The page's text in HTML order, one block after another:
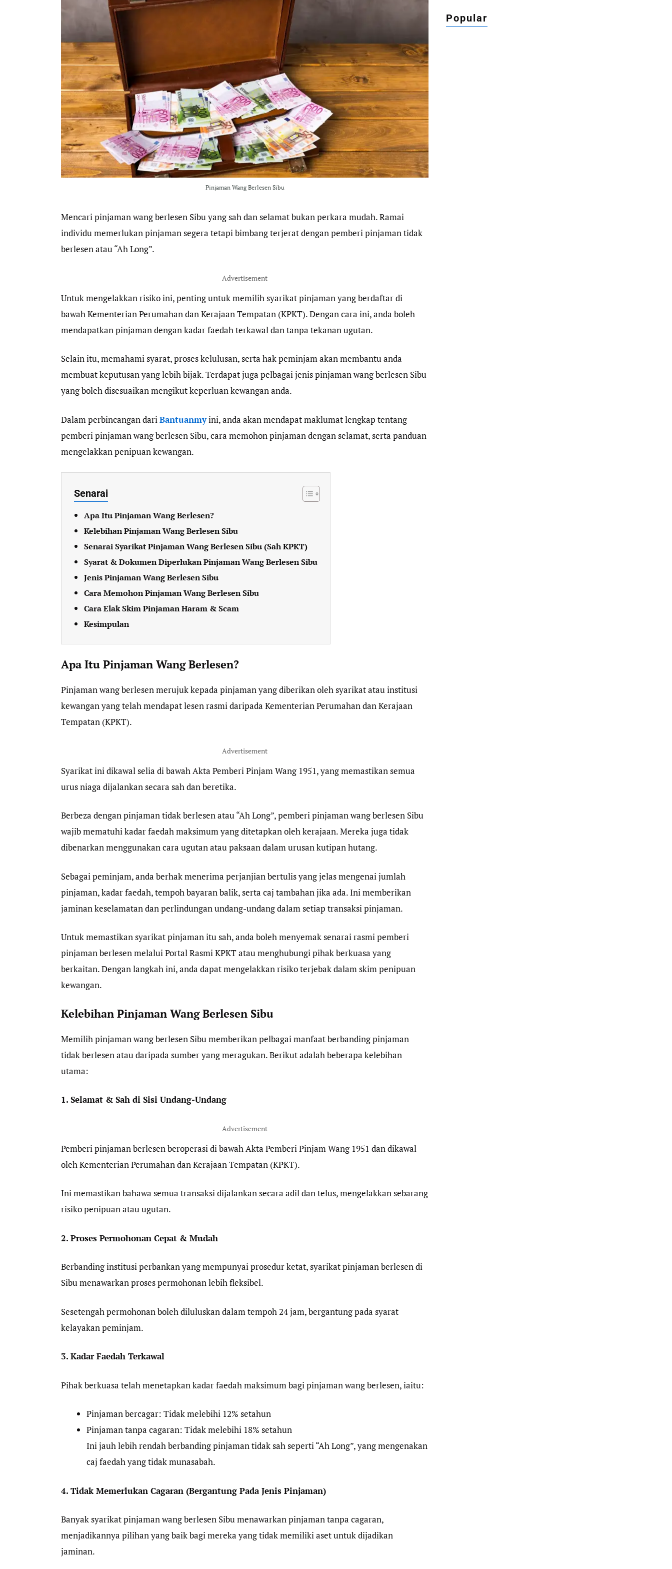
Pinjaman Wang Berlesen Sibu
Mencari pinjaman wang berlesen Sibu yang sah dan selamat bukan perkara mudah. Ramai
individu memerlukan pinjaman segera tetapi bimbang terjerat dengan pemberi pinjaman tidak
berlesen atau “Ah Long”.
Advertisement
Untuk mengelakkan risiko ini, penting untuk memilih syarikat pinjaman yang berdaftar di
bawah Kementerian Perumahan dan Kerajaan Tempatan (KPKT). Dengan cara ini, anda boleh
mendapatkan pinjaman dengan kadar faedah terkawal dan tanpa tekanan ugutan.
Selain itu, memahami syarat, proses kelulusan, serta hak peminjam akan membantu anda
membuat keputusan yang lebih bijak. Terdapat juga pelbagai jenis pinjaman wang berlesen Sibu
yang boleh disesuaikan mengikut keperluan kewangan anda.
Dalam perbincangan dariBantuanmyini, anda akan mendapat maklumat lengkap tentang
pemberi pinjaman wang berlesen Sibu, cara memohon pinjaman dengan selamat, serta panduan
mengelakkan penipuan kewangan.
Senarai
Apa Itu Pinjaman Wang Berlesen?
Kelebihan Pinjaman Wang Berlesen Sibu
Senarai Syarikat Pinjaman Wang Berlesen Sibu (Sah KPKT)
Syarat & Dokumen Diperlukan Pinjaman Wang Berlesen Sibu
Jenis Pinjaman Wang Berlesen Sibu
Cara Memohon Pinjaman Wang Berlesen Sibu
Cara Elak Skim Pinjaman Haram & Scam
Kesimpulan
Apa Itu Pinjaman Wang Berlesen?
Pinjaman wang berlesen merujuk kepada pinjaman yang diberikan oleh syarikat atau institusi
kewangan yang telah mendapat lesen rasmi daripada Kementerian Perumahan dan Kerajaan
Tempatan (KPKT).
Advertisement
Syarikat ini dikawal selia di bawah Akta Pemberi Pinjam Wang 1951, yang memastikan semua
urus niaga dijalankan secara sah dan beretika.
Berbeza dengan pinjaman tidak berlesen atau “Ah Long”, pemberi pinjaman wang berlesen Sibu
wajib mematuhi kadar faedah maksimum yang ditetapkan oleh kerajaan. Mereka juga tidak
dibenarkan menggunakan cara ugutan atau paksaan dalam urusan kutipan hutang.
Sebagai peminjam, anda berhak menerima perjanjian bertulis yang jelas mengenai jumlah
pinjaman, kadar faedah, tempoh bayaran balik, serta caj tambahan jika ada. Ini memberikan
jaminan keselamatan dan perlindungan undang-undang dalam setiap transaksi pinjaman.
Untuk memastikan syarikat pinjaman itu sah, anda boleh menyemak senarai rasmi pemberi
pinjaman berlesen melalui Portal Rasmi KPKT atau menghubungi pihak berkuasa yang
berkaitan. Dengan langkah ini, anda dapat mengelakkan risiko terjebak dalam skim penipuan
kewangan.
Kelebihan Pinjaman Wang Berlesen Sibu
Memilih pinjaman wang berlesen Sibu memberikan pelbagai manfaat berbanding pinjaman
tidak berlesen atau daripada sumber yang meragukan. Berikut adalah beberapa kelebihan
utama:
1. Selamat & Sah di Sisi Undang-Undang
Advertisement
Pemberi pinjaman berlesen beroperasi di bawah Akta Pemberi Pinjam Wang 1951 dan dikawal
oleh Kementerian Perumahan dan Kerajaan Tempatan (KPKT).
Ini memastikan bahawa semua transaksi dijalankan secara adil dan telus, mengelakkan sebarang
risiko penipuan atau ugutan.
2. Proses Permohonan Cepat & Mudah
Berbanding institusi perbankan yang mempunyai prosedur ketat, syarikat pinjaman berlesen di
Sibu menawarkan proses permohonan lebih fleksibel.
Sesetengah permohonan boleh diluluskan dalam tempoh 24 jam, bergantung pada syarat
kelayakan peminjam.
3. Kadar Faedah Terkawal
Pihak berkuasa telah menetapkan kadar faedah maksimum bagi pinjaman wang berlesen, iaitu:
Pinjaman bercagar: Tidak melebihi 12% setahun
Pinjaman tanpa cagaran: Tidak melebihi 18% setahun
Ini jauh lebih rendah berbanding pinjaman tidak sah seperti “Ah Long”, yang mengenakan
caj faedah yang tidak munasabah.
4. Tidak Memerlukan Cagaran (Bergantung Pada Jenis Pinjaman)
Banyak syarikat pinjaman wang berlesen Sibu menawarkan pinjaman tanpa cagaran,
menjadikannya pilihan yang baik bagi mereka yang tidak memiliki aset untuk dijadikan
jaminan.
Popular